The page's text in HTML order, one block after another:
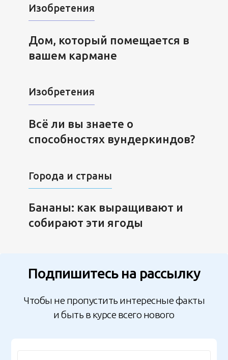
Изобретения
Дом, который помещается в
вашем кармане
Изобретения
Всё ли вы знаете о
способностях вундеркиндов?
Города и страны
Бананы: как выращивают и
собирают эти ягоды
Подпишитесь на рассылку
Чтобы не пропустить интересные факты
и быть в курсе всего нового